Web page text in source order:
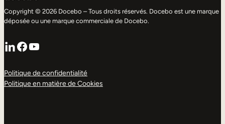
Copyright © 2026 Docebo – Tous droits réservés. Docebo est une marque
déposée ou une marque commerciale de Docebo.
LinkedIn
Facebook
YouTube
Politique de confidentialité
Politique en matière de Cookies